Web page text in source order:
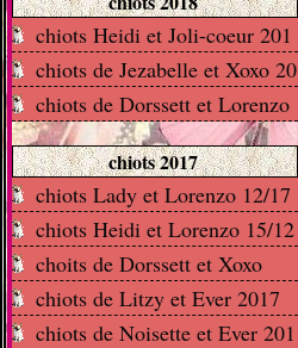
chiots Heidi et Joli-coeur 201
chiots de Jezabelle et Xoxo 20
chiots de Dorssett et Lorenzo
chiots 2017
chiots Lady et Lorenzo 12/17
chiots Heidi et Lorenzo 15/12
choits de Dorssett et Xoxo
chiots de Litzy et Ever 2017
chiots de Noisette et Ever 201